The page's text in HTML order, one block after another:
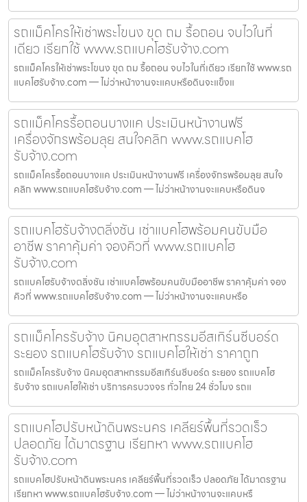
รถแม็คโครให้เช่าพระโขนง ขุด ถม รื้อถอน จบไวในที่
เดียว เรียกใช้ www.รถแบคโฮรับจ้าง.com
รถแม็คโครให้เช่าพระโขนง ขุด ถม รื้อถอน จบไวในที่เดียว เรียกใช้ www.รถ
แบคโฮรับจ้าง.com — ไม่ว่าหน้างานจะแคบหรือดินจะแข็งแ
รถแม็คโครรื้อถอนบางแค ประเมินหน้างานฟรี
เครื่องจักรพร้อมลุย สนใจคลิก www.รถแบคโฮ
รับจ้าง.com
รถแม็คโครรื้อถอนบางแค ประเมินหน้างานฟรี เครื่องจักรพร้อมลุย สนใจ
คลิก www.รถแบคโฮรับจ้าง.com — ไม่ว่าหน้างานจะแคบหรือดินจ
รถแบคโฮรับจ้างตลิ่งชัน เช่าแบคโฮพร้อมคนขับมือ
อาชีพ ราคาคุ้มค่า จองคิวที่ www.รถแบคโฮ
รับจ้าง.com
รถแบคโฮรับจ้างตลิ่งชัน เช่าแบคโฮพร้อมคนขับมืออาชีพ ราคาคุ้มค่า จอง
คิวที่ www.รถแบคโฮรับจ้าง.com — ไม่ว่าหน้างานจะแคบหรือ
รถแม็คโครรับจ้าง นิคมอุตสาหกรรมอีสเทิร์นซีบอร์ด
ระยอง รถแบคโฮรับจ้าง รถแบคโฮให้เช่า ราคาถูก
รถแม็คโครรับจ้าง นิคมอุตสาหกรรมอีสเทิร์นซีบอร์ด ระยอง รถแบคโฮ
รับจ้าง รถแบคโฮให้เช่า บริการครบวงจร ทั่วไทย 24 ชั่วโมง รถแ
รถแบคโฮปรับหน้าดินพระนคร เคลียร์พื้นที่รวดเร็ว
ปลอดภัย ได้มาตรฐาน เรียกหา www.รถแบคโฮ
รับจ้าง.com
รถแบคโฮปรับหน้าดินพระนคร เคลียร์พื้นที่รวดเร็ว ปลอดภัย ได้มาตรฐาน
เรียกหา www.รถแบคโฮรับจ้าง.com — ไม่ว่าหน้างานจะแคบหรื